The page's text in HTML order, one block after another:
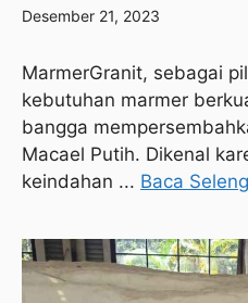
Desember 21, 2023
MarmerGranit, sebagai
kebutuhan marmer
bangga
Macael Putih. Dikenal
keindahan ... Baca